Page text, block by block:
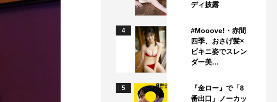
ディ披露
4
#Mooove!・赤間
四季、おさげ髪×
ビキニ姿でスレン
ダー美…
5
『金ロー』で「8
番出口」ノーカッ